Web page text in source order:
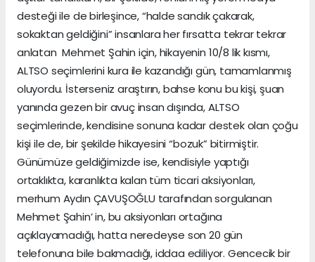
desteği ile de birleşince, “halde sandık çakarak,
sokaktan geldiğini” insanlara her fırsatta tekrar tekrar
anlatan Mehmet Şahin için, hikayenin 10/8 lik kısmı,
ALTSO seçimlerini kura ile kazandığı gün, tamamlanmış
oluyordu. İsterseniz araştırın, bahse konu bu kişi, şuan
yanında gezen bir avuç insan dışında, ALTSO
seçimlerinde, kendisine sonuna kadar destek olan çoğu
kişi ile de, bir şekilde hikayesini “bozuk” bitirmiştir.
Günümüze geldiğimizde ise, kendisiyle yaptığı
ortaklıkta, karanlıkta kalan tüm ticari aksiyonları,
merhum Aydın ÇAVUŞOĞLU tarafından sorgulanan
Mehmet Şahin’ in, bu aksiyonları ortağına
açıklayamadığı, hatta neredeyse son 20 gün
telefonuna bile bakmadığı, iddaa ediliyor. Gencecik bir